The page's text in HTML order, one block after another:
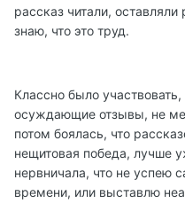
рассказ читали,
знаю, что это труд.
Классно было
осуждающие отзывы, не
потом боялась, что
нещитовая победа, лучше
нервничала, что не успею
времени, или выставлю